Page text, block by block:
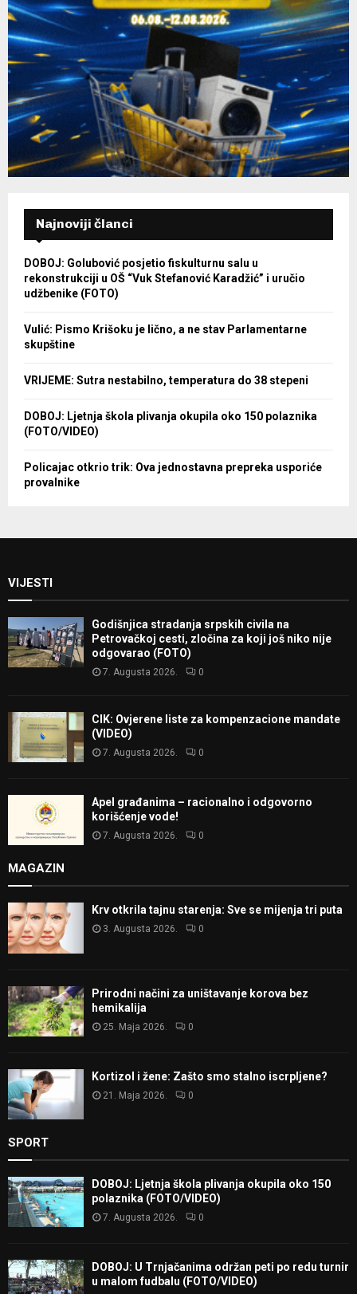
Najnoviji članci
DOBOJ: Golubović posjetio fiskulturnu salu u
rekonstrukciji u OŠ “Vuk Stefanović Karadžić” i uručio
udžbenike (FOTO)
Vulić: Pismo Krišoku je lično, a ne stav Parlamentarne
skupštine
VRIJEME: Sutra nestabilno, temperatura do 38 stepeni
DOBOJ: Ljetnja škola plivanja okupila oko 150 polaznika
(FOTO/VIDEO)
Policajac otkrio trik: Ova jednostavna prepreka usporiće
provalnike
VIJESTI
Godišnjica stradanja srpskih civila na
Petrovačkoj cesti, zločina za koji još niko nije
odgovarao (FOTO)
7. Augusta 2026. 0
CIK: Ovjerene liste za kompenzacione mandate
(VIDEO)
7. Augusta 2026. 0
Apel građanima – racionalno i odgovorno
korišćenje vode!
7. Augusta 2026. 0
MAGAZIN
Krv otkrila tajnu starenja: Sve se mijenja tri puta
3. Augusta 2026. 0
Prirodni načini za uništavanje korova bez
hemikalija
25. Maja 2026. 0
Kortizol i žene: Zašto smo stalno iscrpljene?
21. Maja 2026. 0
SPORT
DOBOJ: Ljetnja škola plivanja okupila oko 150
polaznika (FOTO/VIDEO)
7. Augusta 2026. 0
DOBOJ: U Trnjačanima održan peti po redu turnir
u malom fudbalu (FOTO/VIDEO)